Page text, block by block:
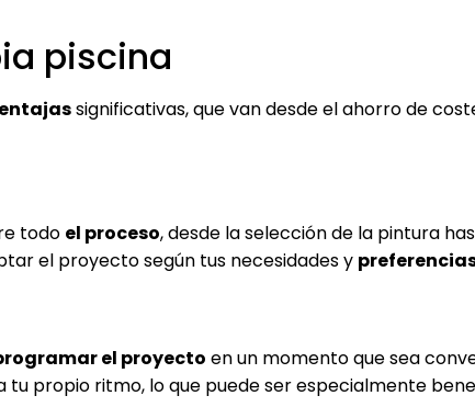
piscina
significativas, que van desde el ahorro de
todo el proceso, desde la selección de la pintura
el proyecto según tus necesidades y
el proyecto en un momento que sea
tu propio ritmo, lo que puede ser especialmente